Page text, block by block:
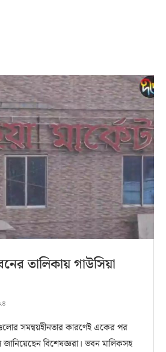
তালিকায় গাউসিয়া
সমন্বয়হীনতার কারণেই একের পর
বিশেষজ্ঞরা। ভবন মালিকসহ